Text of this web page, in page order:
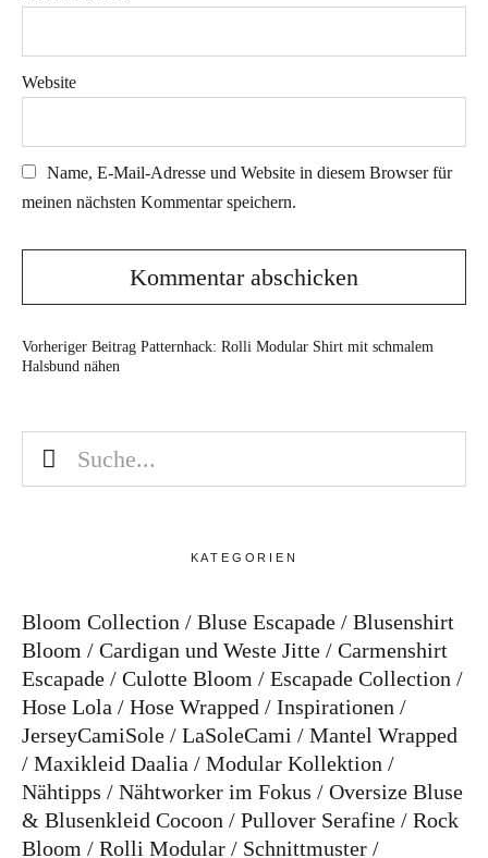
Website
Name, E-Mail-Adresse und Website in diesem Browser für
meinen nächsten Kommentar speichern.
Vorheriger Beitrag Patternhack: Rolli Modular Shirt mit schmalem
Halsbund nähen
KATEGORIEN
Bloom Collection Bluse Escapade
Blusenshirt
Bloom
Cardigan und Weste Jitte
Carmenshirt
Escapade
Culotte Bloom
Escapade Collection
Hose Lola
Hose Wrapped
Inspirationen
JerseyCamiSole
LaSoleCami
Mantel Wrapped
Maxikleid Daalia
Modular Kollektion
Nähtipps
Nähtworker im Fokus
Oversize Bluse
& Blusenkleid Cocoon
Pullover Serafine
Rock
Bloom
Rolli Modular Schnittmuster